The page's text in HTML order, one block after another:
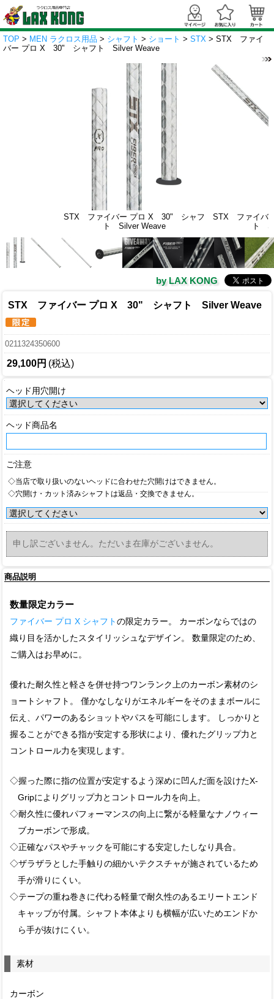
TOP > MEN ラクロス用品 > シャフト > ショート > STX > STX ファイ
バー プロ X 30" シャフト Silver Weave
STX ファイバー プロ X 30" シャフ
ト Silver Weave
STX ファイバ
ト
by LAX KONG
STX ファイバー プロ X 30" シャフト Silver Weave
0211324350600
29,100円 (税込)
ヘッド用穴開け
ヘッド商品名
ご注意
◇当店で取り扱いのないヘッドに合わせた穴開けはできません。
◇穴開け・カット済みシャフトは返品・交換できません。
申し訳ございません。ただいま在庫がございません。
商品説明
数量限定カラー
ファイバー プロ X シャフト の限定カラー。 カーボンならではの
織り目を活かしたスタイリッシュなデザイン。 数量限定のため、
ご購入はお早めに。
優れた耐久性と軽さを併せ持つワンランク上のカーボン素材のシ
ョートシャフト。 僅かなしなりがエネルギーをそのままボールに
伝え、パワーのあるショットやパスを可能にします。 しっかりと
握ることができる指が安定する形状により、優れたグリップ力と
コントロール力を実現します。
◇握った際に指の位置が安定するよう深めに凹んだ面を設けたX-
Gripによりグリップ力とコントロール力を向上。
◇耐久性に優れパフォーマンスの向上に繋がる軽量なナノウィー
ブカーボンで形成。
◇正確なパスやチャックを可能にする安定したしなり具合。
◇ザラザラとした手触りの細かいテクスチャが施されているため
手が滑りにくい。
◇テープの重ね巻きに代わる軽量で耐久性のあるエリートエンド
キャップが付属。シャフト本体よりも横幅が広いためエンドか
ら手が抜けにくい。
素材
カーボン